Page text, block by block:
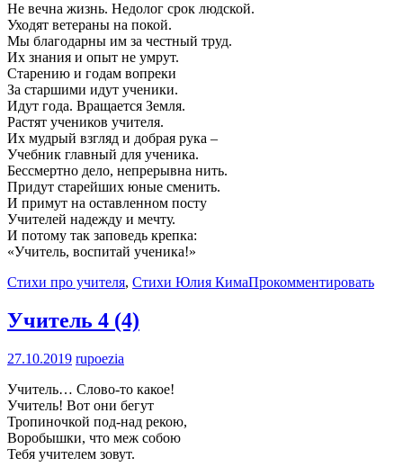
Не вечна жизнь. Недолог срок людской.
Уходят ветераны на покой.
Мы благодарны им за честный труд.
Их знания и опыт не умрут.
Старению и годам вопреки
За старшими идут ученики.
Идут года. Вращается Земля.
Растят учеников учителя.
Их мудрый взгляд и добрая рука –
Учебник главный для ученика.
Бессмертно дело, непрерывна нить.
Придут старейших юные сменить.
И примут на оставленном посту
Учителей надежду и мечту.
И потому так заповедь крепка:
«Учитель, воспитай ученика!»
Стихи про учителя, Стихи Юлия КимаПрокомментировать
Учитель 4 (4)
27.10.2019 rupoezia
Учитель… Слово-то какое!
Учитель! Вот они бегут
Тропиночкой под-над рекою,
Воробышки, что меж собою
Тебя учителем зовут.